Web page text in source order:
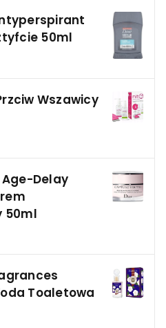
50ml
Wszawicy
Delay
50ml
Toaletowa